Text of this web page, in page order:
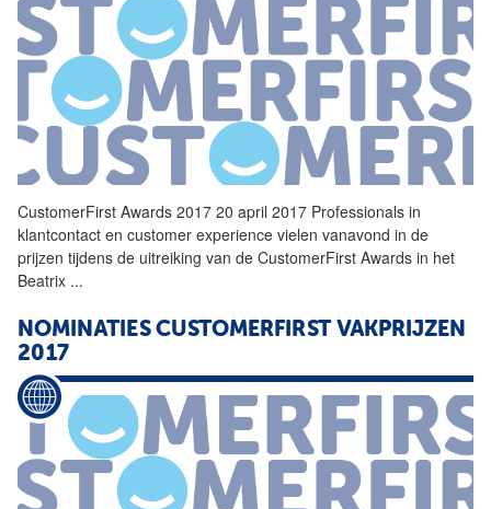
CustomerFirst Awards 2017 20 april 2017 Professionals in
klantcontact en customer experience vielen vanavond in de
prijzen tijdens de uitreiking van de CustomerFirst Awards in het
Beatrix ...
NOMINATIES CUSTOMERFIRST VAKPRIJZEN
2017